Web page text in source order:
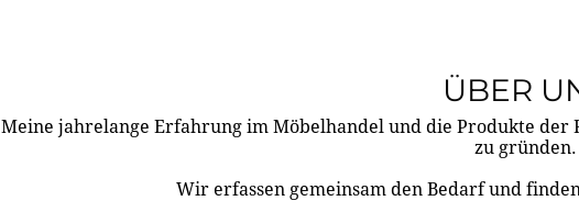
ÜBER
Meine jahrelange Erfahrung im Möbelhandel und die Produkte
zu gründen.
Wir erfassen gemeinsam den Bedarf und